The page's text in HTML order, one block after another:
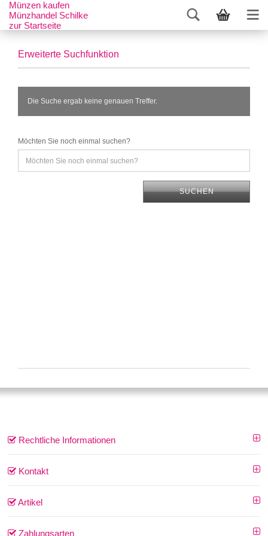
Münzen kaufen
Münzhandel Schilke
zur Startseite
Erweiterte Suchfunktion
Die Suche ergab keine genauen Treffer.
Möchten Sie noch einmal suchen?
SUCHEN
Rechtliche Informationen
Kontakt
Artikel
Zahlungsarten